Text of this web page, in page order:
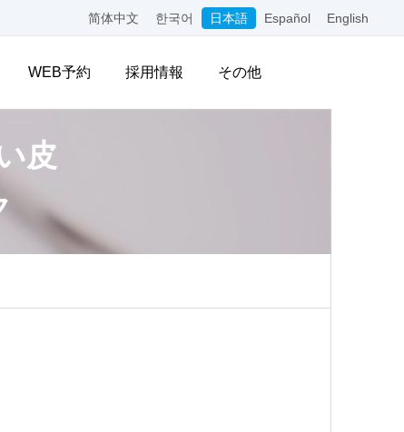
简体中文 한국어 日本語 Español English
WEB予約 採用情報 その他
皮